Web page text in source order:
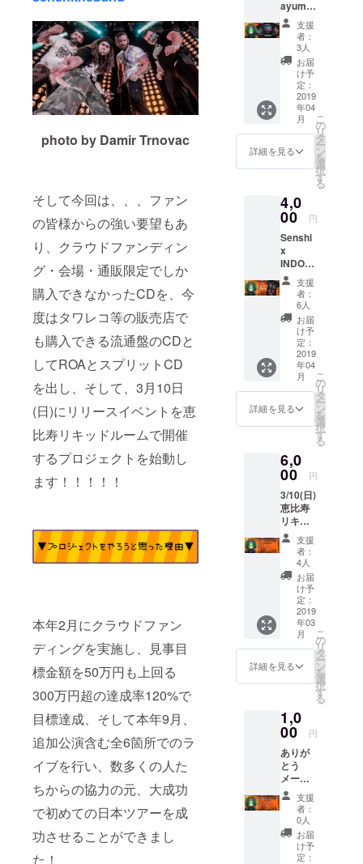
photo by Damir Trnovac
そして今回は、、、ファン
の皆様からの強い要望もあ
り、クラウドファンディン
グ・会場・通販限定でしか
購入できなかったCDを、今
度はタワレコ等の販売店で
も購入できる流通盤のCDと
してROAとスプリットCD
を出し、そして、3月10日
(日)にリリースイベントを恵
比寿リキッドルームで開催
するプロジェクトを始動し
ます！！！！！
本年2月にクラウドファン
ディングを実施し、見事目
標金額を50万円も上回る
300万円超の達成率120%で
目標達成、そして本年9月、
追加公演含む全6箇所でのラ
イブを行い、数多くの人た
ちからの協力の元、大成功
で初めての日本ツアーを成
功させることができまし
た！
詳
細】
Input：
5V /
2A
Output
：5V /
1A サ
イズ：
平置き
の場合
（直径
約
6.5cm
さ：
58g
【充
電】
本機の
充電
は、
Micro
USB（
マイク
USB）
なりま
す。
品】
本体、
Micro
USB（
マイク
ロ
USB）
本
【対応
種】
※WPC
が策定
したワ
ス充電
に関す
格
「Qi（
チー）
」に準
拠して
いま
す。
iPhone
：
iPhone
ター
KOKI
NUMAT
Aとコラ
ボ！ サ
イズ：
(左から
身幅
(CM)身
丈 (CM)
袖丈
(CM))
67 20 M
50 70
20 L 53
73 20
XL 56
75 20
ayumu
コラボT
シャ
ツ！
Senshi
オリジ
ナルタ
グを
もって
製作さ
れる完
全
Senshi
オリジ
パレル
グッズ
をイラ
スト
レー
ター
ayumu
とコラ
ボ！ サ
イズ：
(左から
身幅
(CM)身
丈 (CM)
袖丈
(CM))
XS 44
50 70
20 L 53
73 20
XL 56
75 20
支援
者：
3人
お届
け予
定：
2019
年04
月
詳細を見る
こ
の
リ
タ
ー
ン
を
選
択
す
る
4,0
00 円
Senshi
x
INDOO
R DON
コラボT
シャ
ツ！
Senshi
オリジ
ナルタ
グを
もって
製作さ
れる完
全
Senshi
ナルア
パレル
グッ
ズ！ サ
イズ：
(左から
身幅
(CM)身
丈 (CM)
袖丈
(CM))
64 20 S
47
67 20 M
50 70
20 L 53
支援
者：
6人
お届
け予
定：
2019
年04
月
詳細を見る
こ
の
リ
タ
ー
ン
を
選
択
す
る
6,0
00 円
3/10(日)
恵比寿
リキッ
ドルー
ム公演
ペアチ
ケッ
ト！ ※
入場時
ドリン
ク代別
途¥600
がかか
ります
※お二人
様別々
でも問
題ござ
いませ
ん ※ご
来場の
際はご
支援頂
いた際
CAMPF
IRE ID
もしく
支援
者：
4人
お届
け予
定：
2019
年03
月
詳細を見る
こ
の
リ
タ
ー
ン
を
選
択
す
る
1,0
00 円
ありが
とう
メール&
動画(全
プラン
共通プ
ラン)
Senshi
& ROA
支援
者：
0人
お届
け予
定：